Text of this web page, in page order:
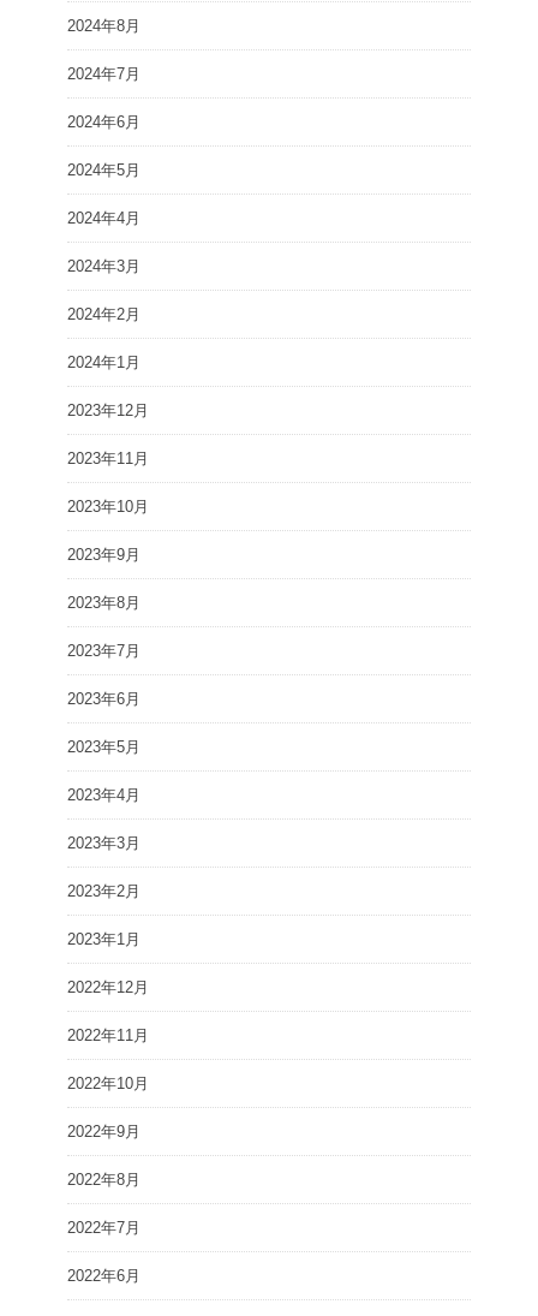
2024年8月
2024年7月
2024年6月
2024年5月
2024年4月
2024年3月
2024年2月
2024年1月
2023年12月
2023年11月
2023年10月
2023年9月
2023年8月
2023年7月
2023年6月
2023年5月
2023年4月
2023年3月
2023年2月
2023年1月
2022年12月
2022年11月
2022年10月
2022年9月
2022年8月
2022年7月
2022年6月